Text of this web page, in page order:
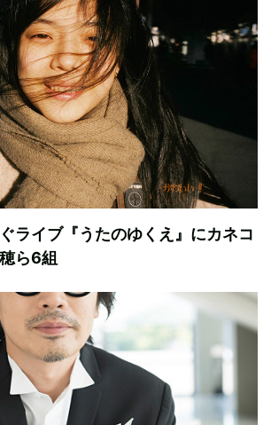
ライブ『うたのゆくえ』にカネコ
ら6組